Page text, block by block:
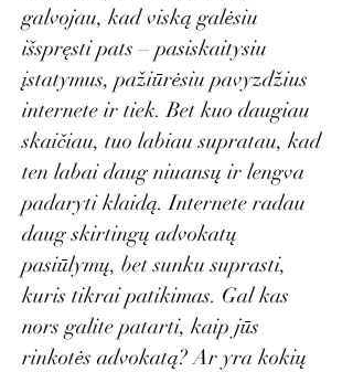
galvojau, kad viską galėsiu
išspręsti pats – pasiskaitysiu
įstatymus, pažiūrėsiu pavyzdžius
internete ir tiek. Bet kuo daugiau
skaičiau, tuo labiau supratau, kad
ten labai daug niuansų ir lengva
padaryti klaidą. Internete radau
daug skirtingų advokatų
pasiūlymų, bet sunku suprasti,
kuris tikrai patikimas. Gal kas
nors galite patarti, kaip jūs
rinkotės advokatą? Ar yra kokių